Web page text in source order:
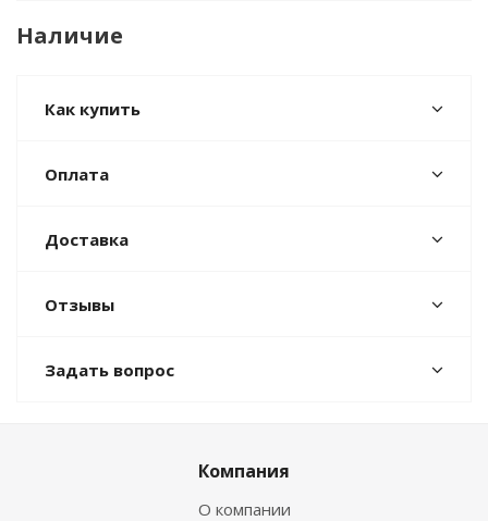
Наличие
Как купить
Оплата
Доставка
Отзывы
Задать вопрос
Компания
О компании